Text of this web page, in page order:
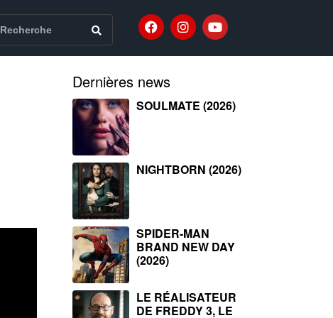
Dernières news
SOULMATE (2026)
NIGHTBORN (2026)
SPIDER-MAN
BRAND NEW DAY
(2026)
LE RÉALISATEUR
DE FREDDY 3, LE